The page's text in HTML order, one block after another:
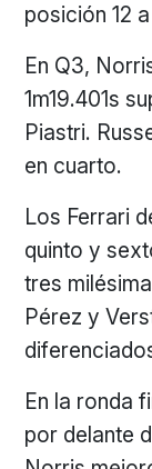
posición 12 a
En Q3,
1m19.401s
Piastri.
en cuarto.
Los Ferrari
quinto y
tres
Pérez y
En la ronda
por delante